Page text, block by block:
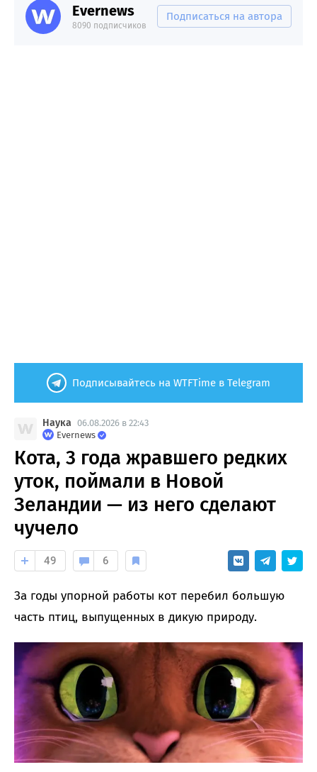
Evernews
8090 подписчиков
Подписаться на автора
Подписывайтесь на WTFTime в Telegram
Наука 06.08.2026 в 22:43
Evernews
Кота, 3 года жравшего редких
уток, поймали в Новой
Зеландии — из него сделают
чучело
49 6
За годы упорной работы кот перебил большую
часть птиц, выпущенных в дикую природу.